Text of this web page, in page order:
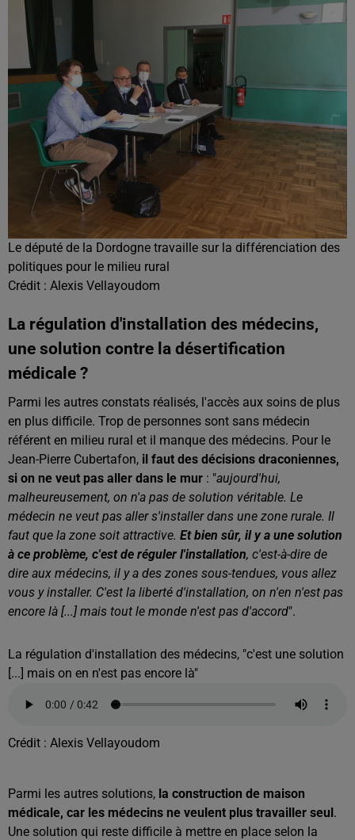
Le député de la Dordogne travaille sur la différenciation des
politiques pour le milieu rural
Crédit : Alexis Vellayoudom
La régulation d'installation des médecins,
une solution contre la désertification
médicale ?
Parmi les autres constats réalisés, l'accès aux soins de plus
en plus difficile. Trop de personnes sont sans médecin
référent en milieu rural et il manque des médecins. Pour le
Jean-Pierre Cubertafon, il faut des décisions draconiennes,
si on ne veut pas aller dans le mur : "aujourd'hui,
malheureusement, on n'a pas de solution véritable. Le
médecin ne veut pas aller s'installer dans une zone rurale. Il
faut que la zone soit attractive. Et bien sûr, il y a une solution
à ce problème, c'est de réguler l'installation, c'est-à-dire de
dire aux médecins, il y a des zones sous-tendues, vous allez
vous y installer. C'est la liberté d'installation, on n'en n'est pas
encore là [...] mais tout le monde n'est pas d'accord".
La régulation d'installation des médecins, "c'est une solution
[...] mais on en n'est pas encore là"
Crédit : Alexis Vellayoudom
Parmi les autres solutions, la construction de maison
médicale, car les médecins ne veulent plus travailler seul.
Une solution qui reste difficile à mettre en place selon la